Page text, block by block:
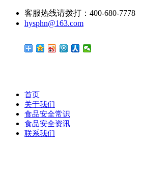
客服热线请拨打：400-680-7778
hysphn@163.com
首页
关于我们
食品安全常识
食品安全资讯
联系我们